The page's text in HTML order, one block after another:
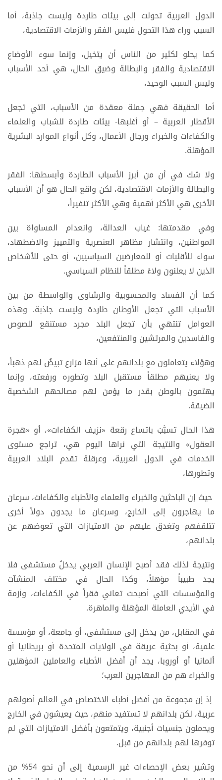
الدول العربية تحولت إلى بيئات طاردة وليست جاذبة، أما
السبب وراء هذا التحول فليس الفقر والأزمات الاقتصادية،
كما يحلو لكثير من الناس أن يتخيل، وإنما سوء الأوضاع
الاقتصادية والفقر والبطالة وضيق الحال، هي أحد الأسباب
وليس السبب الوحيد،
أما الحقيقة فهي جملة معقدة من الأسباب، التي تجعل
الأقطار العربية – أو أغلبها- بيئات طاردة للشباب والعلماء
والكفاءات والخبراء ورجال الأعمال، وكل أنواع الموارد البشرية
المؤهلة.
ولا شك في أن من أبرز الأسباب الطاردة وأبسطها: الفقر
والبطالة والأزمات الاقتصادية، لكن واقع الحال هو أن الأسباب
الأخرى هي الأكثر أهمية وهي الأكثر تنفيراً،
وفي مقدمتها: غياب العدالة، وانعدام المساواة بين
المواطنين، وانتشار مظاهر العنصرية والتمييز والاضطهاد،
سواء للأقليات أو للمعارضين السياسيين، أو حتى للأشخاص
الذين لا يعلنون ولاءً مطلقاً للنظام السياسي.
كما أن الفساد والمحسوبية والرشاوى والواسطة من بين
الأسباب التي تجعل الأوطان طاردة وليست جاذبة. وهذه
العوامل تنتهي بأن تجعل البلد مجرد مستنقع للصوص
والفاسدين والمرتشين والمنتفعين،
وهؤلاء يتعاملون مع بلدانهم على أنها مزارع تبيضُ لهم ذهباً،
ولا يعنيهم مطلقاً مستقبل البلد وتطوره ورفعته، وإنما
يهتمون بالوطن بقدر ما يؤمن لهم مصالحهم الشخصية
الضيقة.
هذا الحال تسبَّبَ باتساع رقعة «نزيف الكفاءات»، أو «هجرة
العقول» والنتيجة التي نراها اليوم هي، تراجع مستوى
الخدمات في الدول العربية، وعرقلة تقدم البلاد العربية
وتطورها،
حيث إن الباحثين والخبراء والعلماء والأطباء والكفاءات، سرعان
ما يهاجرون إلى الخارج، وسرعان ما يجدون دولاً أخرى
تتلقفهم وتغدق عليهم من الامتيازات التي تعوضهم عن
بلدانهم،
ونتيجة لذلك فقد أصبح الإنسان العربي يدخلُ مستشفى فلا
يجد طبيباً مؤهلاً، وكذا الحال في مختلف المنشآت
والمؤسسات التي أصبحت تعاني فقراً في الكفاءات، وأزمة
في الأيدي العاملة المؤهلة والماهرة.
في المقابل، من يدخل إلى مستشفى، أو جامعة، أو مؤسسة
علمية، أو بحثية عريقة في الولايات المتحدة أو بريطانيا أو
ألمانيا أو أوروبا، يجد أن أفضل الأطباء والعاملين المؤهلين
والخبراء هم من المهاجرين العرب؛
إذ إن مجموعة من أفضل أطباء الاختصاص في العالم أصولهم
عربية، لكن بلدانهم لا تستفيد منهم، حيث يعيشون في الخارج
ويحملون جنسيات أجنبية، ويتمتعون بأفضل الامتيازات التي لم
توفرها لهم بلدانهم من قبل.
وتشير بعض الإحصاءات غير الرسمية إلى أن نحو 54% من